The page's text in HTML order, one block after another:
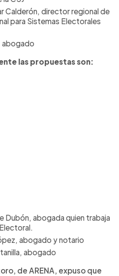
Calderón, director regional de
para Sistemas Electorales
abogado
las propuestas son:
Dubón, abogada quien trabaja
abogado y notario
abogado
de ARENA, expuso que